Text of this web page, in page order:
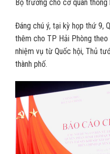
Bộ trưởng cho cơ quan thống
Đáng chú ý, tại kỳ họp thứ 9,
thêm cho TP Hải Phòng
nhiệm vụ từ Quốc hội, Thủ
thành phố.